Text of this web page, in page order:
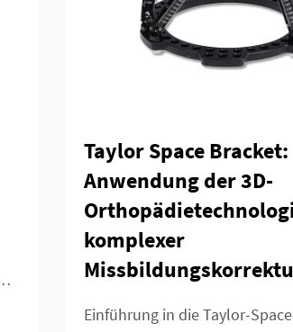
Taylor Space Bracket:
Anwendung der 3D-
komplexer
Einführung in die Taylor-